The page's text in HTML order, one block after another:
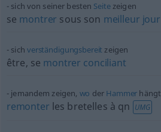
sich von seiner besten Seitezeigen
se montrer sous son meilleur jour
sich verständigungsbereit zeigen
être, se montrer conciliant
jemandem zeigen, wo der Hammer hängt
remonter les bretelles à qn UMG